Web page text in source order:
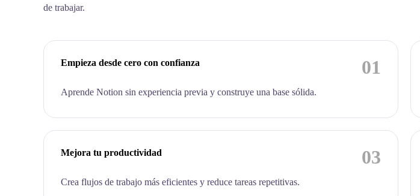
de trabajar.
01
Empieza desde cero con confianza
Aprende Notion sin experiencia previa y construye una base sólida.
03
Mejora tu productividad
Crea flujos de trabajo más eficientes y reduce tareas repetitivas.